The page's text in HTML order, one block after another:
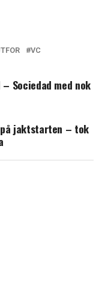
VC
Sociedad med nok
jaktstarten – tok